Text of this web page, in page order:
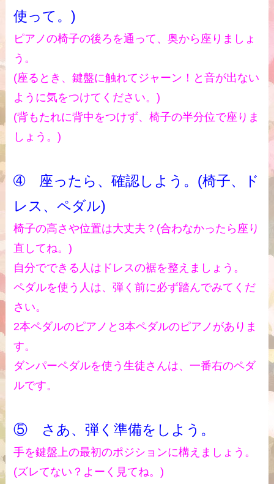
使って。)
ピアノの椅子の後ろを通って、奥から座りましょ
う。
(座るとき、鍵盤に触れてジャーン！と音が出ない
ように気をつけてください。)
(背もたれに背中をつけず、椅子の半分位で座りま
しょう。)
➃ 座ったら、確認しよう。(椅子、ド
レス、ペダル)
椅子の高さや位置は大丈夫？(合わなかったら座り
直してね。)
自分でできる人はドレスの裾を整えましょう。
ペダルを使う人は、弾く前に必ず踏んでみてくだ
さい。
2本ペダルのピアノと3本ペダルのピアノがありま
す。
ダンパーペダルを使う生徒さんは、一番右のペダ
ルです。
⑤ さあ、弾く準備をしよう。
手を鍵盤上の最初のポジションに構えましょう。
(ズレてない？よーく見てね。)